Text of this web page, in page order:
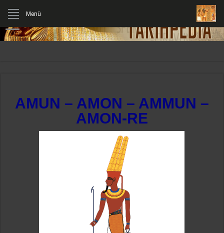
AMUN – AMON – AMMUN –
AMON-RE
Menü